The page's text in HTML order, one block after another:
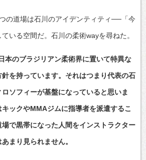
の道場は石川のアイデンティティ──「今
いる空間だ。石川の柔術wayを尋ねた。
本のブラジリアン柔術界に置いて特異な
を持っています。それはつまり代表の石
ソフィーが基盤になっていると思いま
ックやMMAジムに指導者を派遣するこ
で黒帯になった人間をインストラクター
まり見られません。